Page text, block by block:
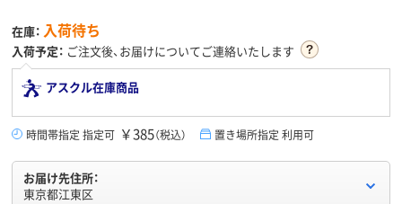
在庫： 入荷待ち
入荷予定： ご注文後、お届けについてご連絡いたします
アスクル在庫商品
時間帯指定 指定可 ￥385（税込） 置き場所指定 利用可
お届け先住所：
東京都江東区